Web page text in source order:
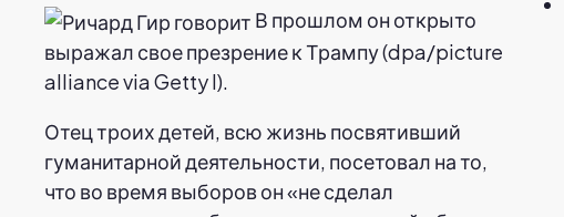
В прошлом он открыто
выражал свое презрение к Трампу (dpa/picture
alliance via Getty I).
Отец троих детей, всю жизнь посвятивший
гуманитарной деятельности, посетовал на то,
что во время выборов он «не сделал